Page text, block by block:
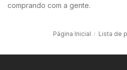
comprando com a gente.
Página Inicial Lista de